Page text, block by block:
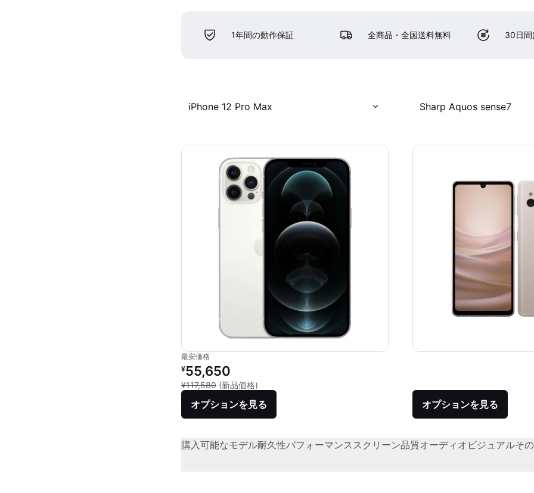
1年間の動作保証 全商品・全国送料無料 30日間
iPhone 12 Pro Max Sharp Aquos sense7
最安価格
リファービッシュ品の価格：
¥55,650
¥117,580 (新品価格)
オプションを見る オプションを見る
購入可能なモデル耐久性パフォーマンススクリーン品質オーディオビジュアルそ